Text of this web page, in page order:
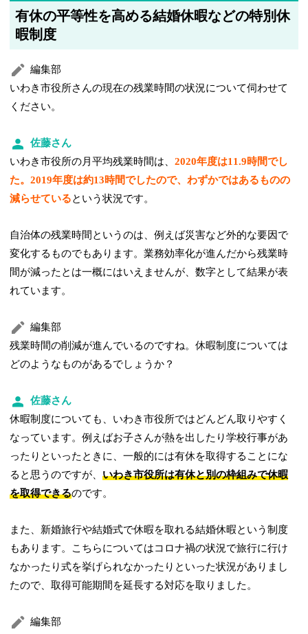
有休の平等性を高める結婚休暇などの特別休
暇制度
編集部
いわき市役所さんの現在の残業時間の状況について伺わせて
ください。
佐藤さん
いわき市役所の月平均残業時間は、2020年度は11.9時間でし
た。2019年度は約13時間でしたので、わずかではあるものの
減らせているという状況です。
自治体の残業時間というのは、例えば災害など外的な要因で
変化するものでもあります。業務効率化が進んだから残業時
間が減ったとは一概にはいえませんが、数字として結果が表
れています。
編集部
残業時間の削減が進んでいるのですね。休暇制度については
どのようなものがあるでしょうか？
佐藤さん
休暇制度についても、いわき市役所ではどんどん取りやすく
なっています。例えばお子さんが熱を出したり学校行事があ
ったりといったときに、一般的には有休を取得することにな
ると思うのですが、いわき市役所は有休と別の枠組みで休暇
を取得できるのです。
また、新婚旅行や結婚式で休暇を取れる結婚休暇という制度
もあります。こちらについてはコロナ禍の状況で旅行に行け
なかったり式を挙げられなかったりといった状況がありまし
たので、取得可能期間を延長する対応を取りました。
編集部